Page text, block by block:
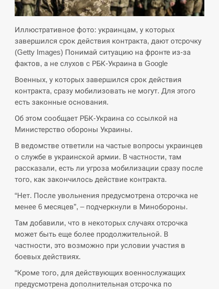
СЕРПЕНЬ
14:53
Экс-послу в США Стефанишиной вручили новое
подозрение и избирают меру…
СЕРПЕНЬ
14:40
У Росії розгортається ракетний підрозділ КНДР –
Reuters
СЕРПЕНЬ
14:23
хотя у партнеров они…
СЕРПЕНЬ
14:10
У Румунії затоплять чотири баржі для
збільшення потоку води до…
СЕРПЕНЬ
13:53
В Москве пожаловались на “кратный рост” атак
дронов Украины
СЕРПЕНЬ
Иллюстративное фото: украинцам, у которых
завершился срок действия контракта, дают отсрочку
(Getty Images) Понимай ситуацию на фронте из-за
фактов, а не слухов с РБК-Украина в Google
Военных, у которых завершился срок действия
контракта, сразу мобилизовать не могут. Для этого
есть законные основания.
Об этом сообщает РБК-Украина со ссылкой на
Министерство обороны Украины.
В ведомстве ответили на частые вопросы украинцев
о службе в украинской армии. В частности, там
рассказали, есть ли угроза мобилизации сразу после
того, как закончилось действие контракта.
“Нет. После увольнения предусмотрена отсрочка не
менее 6 месяцев”, – подчеркнули в Минобороны.
Там добавили, что в некоторых случаях отсрочка
может быть еще более продолжительной. В
частности, это возможно при условии участия в
боевых действиях.
“Кроме того, для действующих военнослужащих
предусмотрена дополнительная отсрочка по